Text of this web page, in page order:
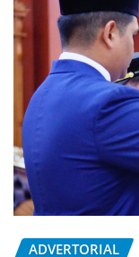
ADVERTORIAL